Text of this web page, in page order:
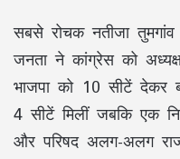
सबसे रोचक नतीजा
जनता ने कांग्रेस को
भाजपा को 10 सीटें देकर
4 सीटें मिलीं जबकि एक
और परिषद अलग-अलग